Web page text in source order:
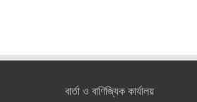
বার্তা ও বাণিজ্যিক কার্যালয়